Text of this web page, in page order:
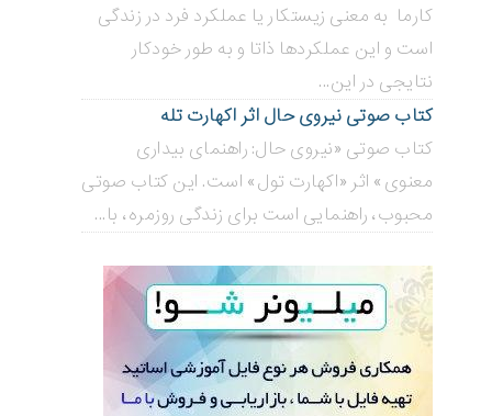
کارما به معنی زیستکار یا عملکرد فرد در زندگی
است و این عملکردها ذاتا و به طور خودکار
نتایجی در این...
کتاب صوتی نیروی حال اثر اکهارت تله
کتاب صوتی «نیروی حال: راهنمای بیداری
معنوی» اثر «اکهارت تول» است. این کتاب صوتی
محبوب، راهنمایی است برای زندگی روزمره، با...